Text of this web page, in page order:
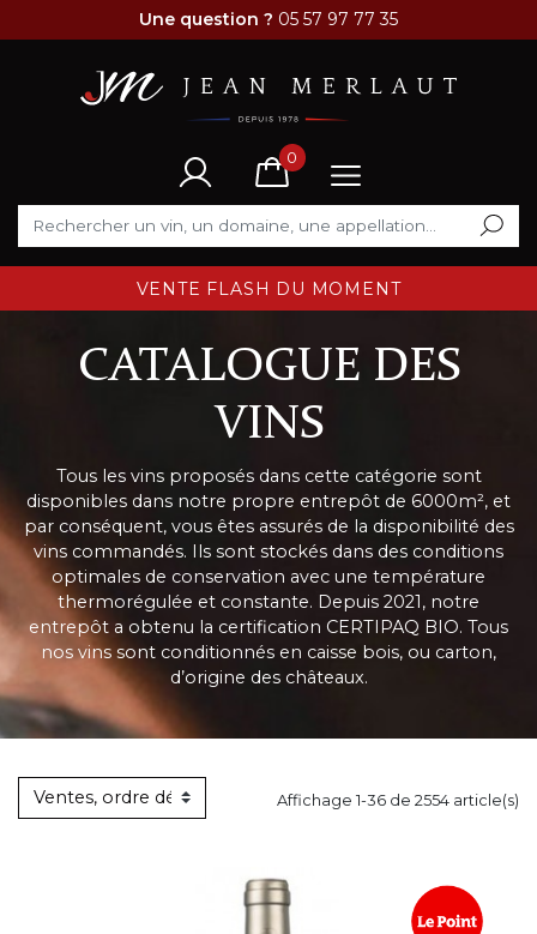
Une question ? 05 57 97 77 35
0
VENTE FLASH DU MOMENT
CATALOGUE DES
VINS
Tous les vins proposés dans cette catégorie sont
disponibles dans notre propre entrepôt de 6000m², et
par conséquent, vous êtes assurés de la disponibilité des
vins commandés. Ils sont stockés dans des conditions
optimales de conservation avec une température
thermorégulée et constante. Depuis 2021, notre
entrepôt a obtenu la certification CERTIPAQ BIO. Tous
nos vins sont conditionnés en caisse bois, ou carton,
d’origine des châteaux.
Affichage 1-36 de 2554 article(s)